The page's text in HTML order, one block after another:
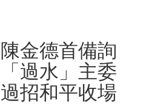
金德首備詢
過水」主委
招和平收場